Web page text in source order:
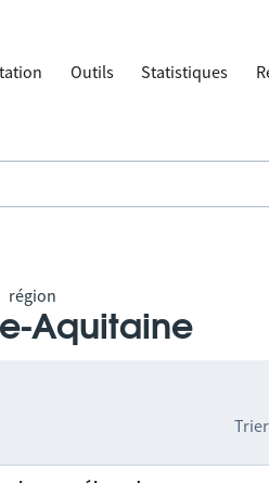
Outils Statistiques
région
Aquitaine